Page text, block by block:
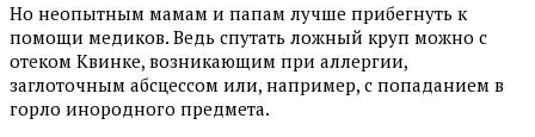
Но неопытным мамам и папам лучше прибегнуть к
помощи медиков. Ведь спутать ложный круп можно с
отеком Квинке, возникающим при аллергии,
заглоточным абсцессом или, например, с попаданием в
горло инородного предмета.